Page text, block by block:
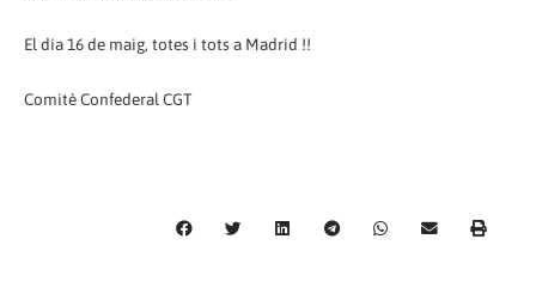
El dia 16 de maig, totes i tots a Madrid !!
Comitè Confederal CGT